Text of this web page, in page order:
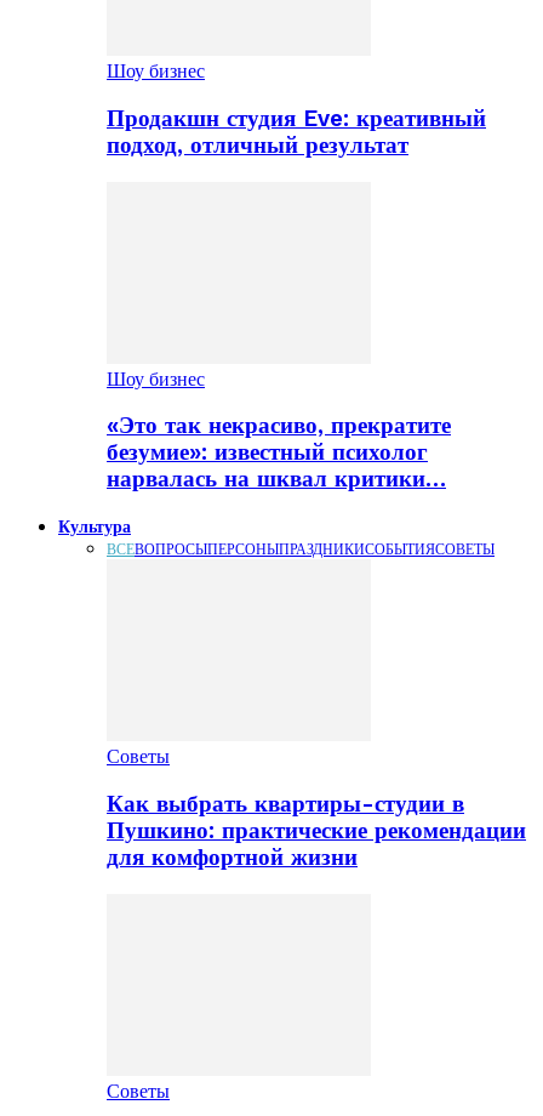
Шоу бизнес
Продакшн студия Eve: креативный
подход, отличный результат
Шоу бизнес
«Это так некрасиво, прекратите
безумие»: известный психолог
нарвалась на шквал критики…
Культура
ВСЕВОПРОСЫПЕРСОНЫПРАЗДНИКИСОБЫТИЯСОВЕТЫ
Советы
Как выбрать квартиры-студии в
Пушкино: практические рекомендации
для комфортной жизни
Советы